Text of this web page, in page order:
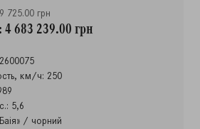
725.00 грн
4 683 239.00 грн
км/ч: 250
5,6
/ чорний